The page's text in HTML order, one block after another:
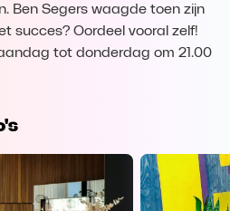
Ben Segers waagde toen zijn
succes? Oordeel vooral zelf!
tot donderdag om 21.00